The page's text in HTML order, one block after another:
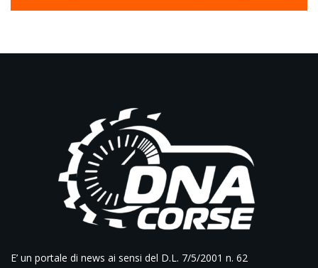
E’ un portale di news ai sensi del D.L. 7/5/2001 n. 62